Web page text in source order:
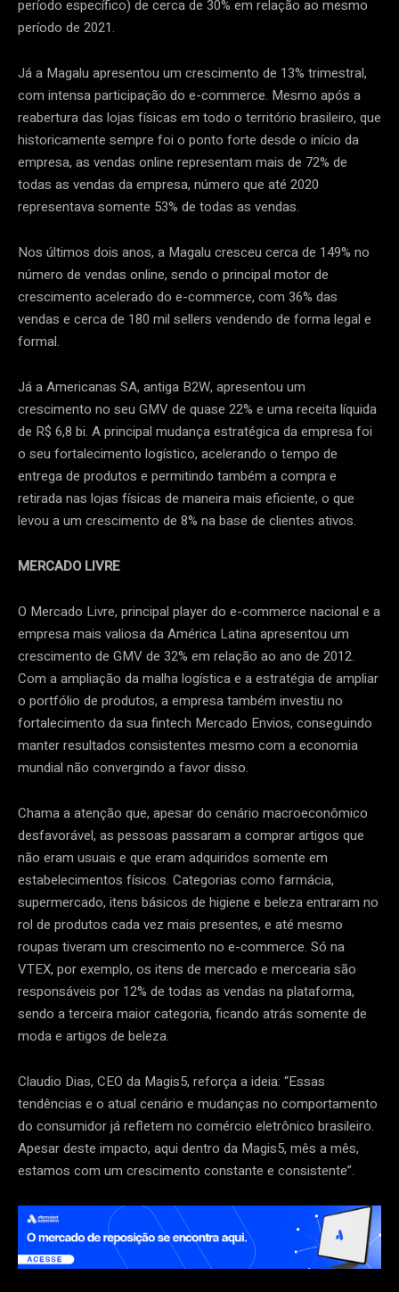
período específico) de cerca de 30% em relação ao mesmo
período de 2021.
Já a Magalu apresentou um crescimento de 13% trimestral,
com intensa participação do e-commerce. Mesmo após a
reabertura das lojas físicas em todo o território brasileiro, que
historicamente sempre foi o ponto forte desde o início da
empresa, as vendas online representam mais de 72% de
todas as vendas da empresa, número que até 2020
representava somente 53% de todas as vendas.
Nos últimos dois anos, a Magalu cresceu cerca de 149% no
número de vendas online, sendo o principal motor de
crescimento acelerado do e-commerce, com 36% das
vendas e cerca de 180 mil sellers vendendo de forma legal e
formal.
Já a Americanas SA, antiga B2W, apresentou um
crescimento no seu GMV de quase 22% e uma receita líquida
de R$ 6,8 bi. A principal mudança estratégica da empresa foi
o seu fortalecimento logístico, acelerando o tempo de
entrega de produtos e permitindo também a compra e
retirada nas lojas físicas de maneira mais eficiente, o que
levou a um crescimento de 8% na base de clientes ativos.
MERCADO LIVRE
O Mercado Livre, principal player do e-commerce nacional e a
empresa mais valiosa da América Latina apresentou um
crescimento de GMV de 32% em relação ao ano de 2012.
Com a ampliação da malha logística e a estratégia de ampliar
o portfólio de produtos, a empresa também investiu no
fortalecimento da sua fintech Mercado Envios, conseguindo
manter resultados consistentes mesmo com a economia
mundial não convergindo a favor disso.
Chama a atenção que, apesar do cenário macroeconômico
desfavorável, as pessoas passaram a comprar artigos que
não eram usuais e que eram adquiridos somente em
estabelecimentos físicos. Categorias como farmácia,
supermercado, itens básicos de higiene e beleza entraram no
rol de produtos cada vez mais presentes, e até mesmo
roupas tiveram um crescimento no e-commerce. Só na
VTEX, por exemplo, os itens de mercado e mercearia são
responsáveis por 12% de todas as vendas na plataforma,
sendo a terceira maior categoria, ficando atrás somente de
moda e artigos de beleza.
Claudio Dias, CEO da Magis5, reforça a ideia: “Essas
tendências e o atual cenário e mudanças no comportamento
do consumidor já refletem no comércio eletrônico brasileiro.
Apesar deste impacto, aqui dentro da Magis5, mês a mês,
estamos com um crescimento constante e consistente”.